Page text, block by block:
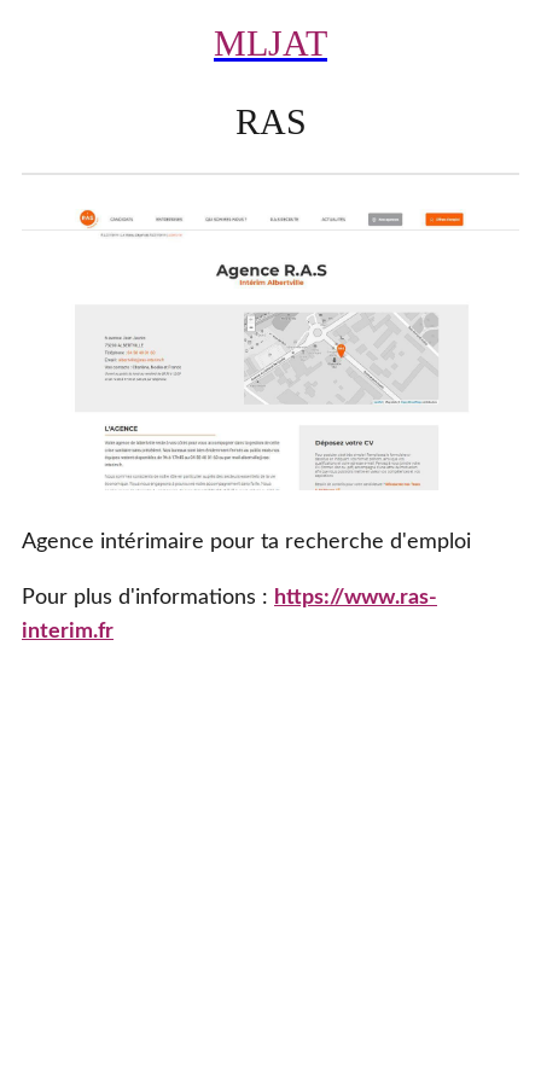
MLJAT
RAS
Agence intérimaire pour ta recherche d'emploi
Pour plus d'informations : https://www.ras-
interim.fr